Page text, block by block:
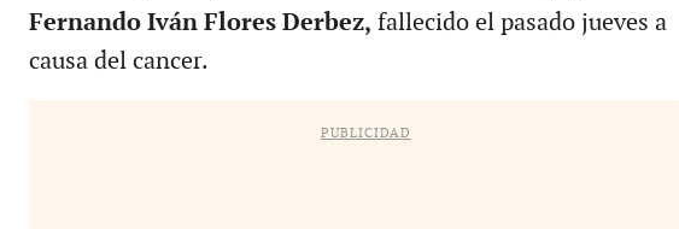
Fernando Iván Flores Derbez, fallecido el pasado jueves a
causa del cancer.
PUBLICIDAD